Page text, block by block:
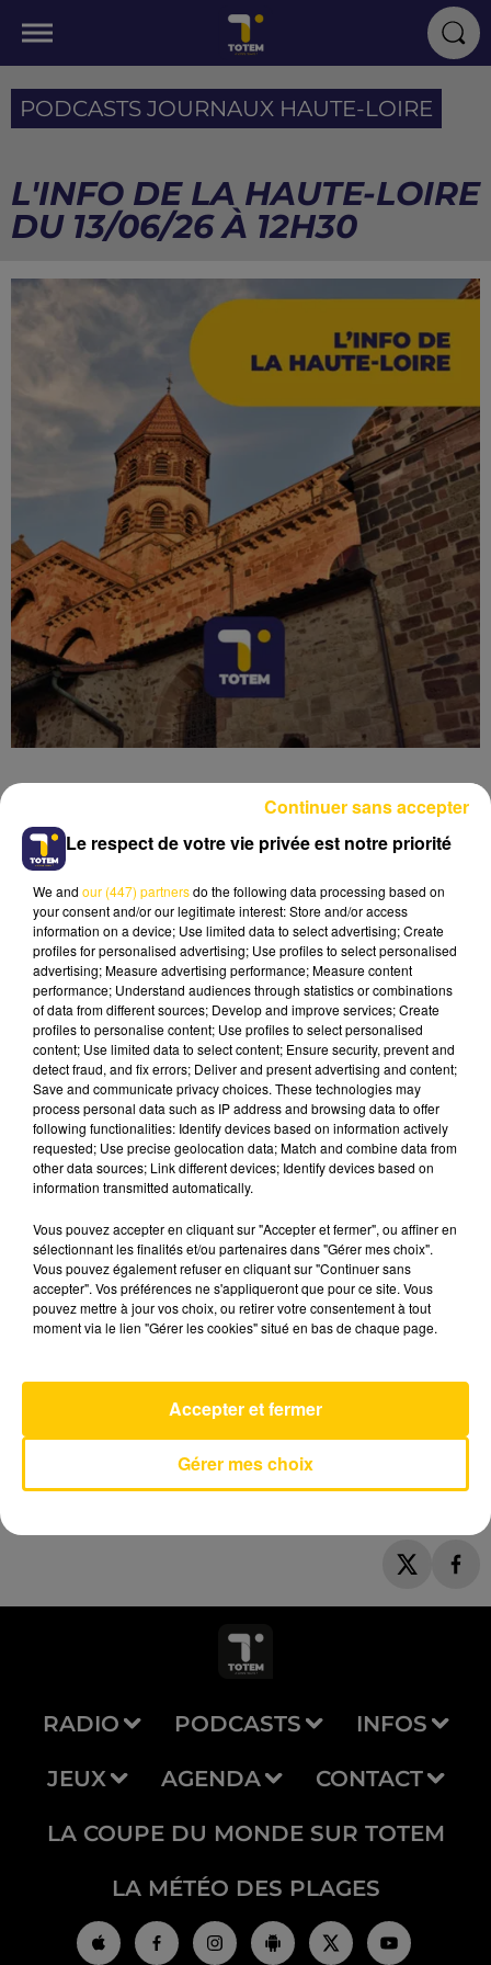
PODCASTS JOURNAUX HAUTE-LOIRE
L'INFO DE LA HAUTE-LOIRE
DU 13/06/26 À 12H30
13 juin 2026 - 5 min 58 sec
L'INFO DE LA HAUTE-LOIRE DU
13/06/26 À 12H30
Ecoutez sur Totem l'information dans le Cantal,
le pays de Brioude et Issoire avec les reportages
de nos journalistes sur le terrain.
Divine Idylle
VANESSA PARADIS
RADIO PODCASTS INFOS
JEUX AGENDA CONTACT
LA COUPE DU MONDE SUR TOTEM
LA MÉTÉO DES PLAGES
Le respect de votre vie privée est notre priorité
We and our (447) partnersdo the following data processing based on
your consent and/or our legitimate interest: Store and/or access
information on a device; Use limited data to select advertising; Create
profiles for personalised advertising; Use profiles to select personalised
advertising; Measure advertising performance; Measure content
performance; Understand audiences through statistics or combinations
of data from different sources; Develop and improve services; Create
profiles to personalise content; Use profiles to select personalised
content; Use limited data to select content; Ensure security, prevent and
detect fraud, and fix errors; Deliver and present advertising and content;
Save and communicate privacy choices. These technologies may
process personal data such as IP address and browsing data to offer
following functionalities: Identify devices based on information actively
requested; Use precise geolocation data; Match and combine data from
other data sources; Link different devices; Identify devices based on
information transmitted automatically.
Vous pouvez accepter en cliquant sur "Accepter et fermer", ou affiner en
sélectionnant les finalités et/ou partenaires dans "Gérer mes choix".
Vous pouvez également refuser en cliquant sur "Continuer sans
accepter". Vos préférences ne s'appliqueront que pour ce site. Vous
pouvez mettre à jour vos choix, ou retirer votre consentement à tout
moment via le lien "Gérer les cookies" situé en bas de chaque page.
Gérer mes choix
Accepter et fermer
Continuer sans accepter